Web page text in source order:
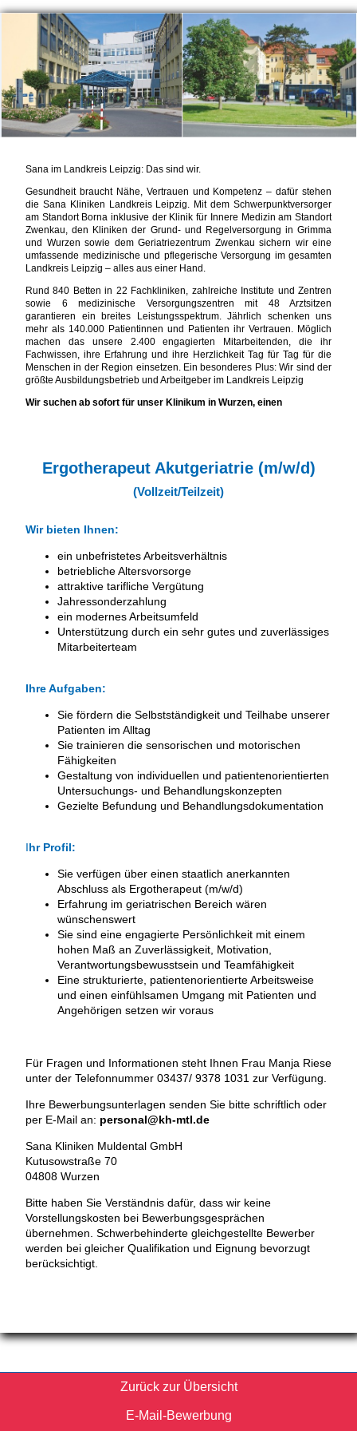
Sana im Landkreis Leipzig: Das sind wir.
Gesundheit braucht Nähe, Vertrauen und Kompetenz – dafür stehen
die Sana Kliniken Landkreis Leipzig. Mit dem Schwerpunktversorger
am Standort Borna inklusive der Klinik für Innere Medizin am Standort
Zwenkau, den Kliniken der Grund- und Regelversorgung in Grimma
und Wurzen sowie dem Geriatriezentrum Zwenkau sichern wir eine
umfassende medizinische und pflegerische Versorgung im gesamten
Landkreis Leipzig – alles aus einer Hand.
Rund 840 Betten in 22 Fachkliniken, zahlreiche Institute und Zentren
sowie 6 medizinische Versorgungszentren mit 48 Arztsitzen
garantieren ein breites Leistungsspektrum. Jährlich schenken uns
mehr als 140.000 Patientinnen und Patienten ihr Vertrauen. Möglich
machen das unsere 2.400 engagierten Mitarbeitenden, die ihr
Fachwissen, ihre Erfahrung und ihre Herzlichkeit Tag für Tag für die
Menschen in der Region einsetzen. Ein besonderes Plus: Wir sind der
größte Ausbildungsbetrieb und Arbeitgeber im Landkreis Leipzig
Wir suchen ab sofort für unser Klinikum in Wurzen, einen
Ergotherapeut Akutgeriatrie (m/w/d)
(Vollzeit/Teilzeit)
Wir bieten Ihnen:
ein unbefristetes Arbeitsverhältnis
betriebliche Altersvorsorge
attraktive tarifliche Vergütung
Jahressonderzahlung
ein modernes Arbeitsumfeld
Unterstützung durch ein sehr gutes und zuverlässiges
Mitarbeiterteam
Ihre Aufgaben:
Sie fördern die Selbstständigkeit und Teilhabe unserer
Patienten im Alltag
Sie trainieren die sensorischen und motorischen
Fähigkeiten
Gestaltung von individuellen und patientenorientierten
Untersuchungs- und Behandlungskonzepten
Gezielte Befundung und Behandlungsdokumentation
Ihr Profil:
Sie verfügen über einen staatlich anerkannten
Abschluss als Ergotherapeut (m/w/d)
Erfahrung im geriatrischen Bereich wären
wünschenswert
Sie sind eine engagierte Persönlichkeit mit einem
hohen Maß an Zuverlässigkeit, Motivation,
Verantwortungsbewusstsein und Teamfähigkeit
Eine strukturierte, patientenorientierte Arbeitsweise
und einen einfühlsamen Umgang mit Patienten und
Angehörigen setzen wir voraus
Für Fragen und Informationen steht Ihnen Frau Manja Riese
unter der Telefonnummer 03437/ 9378 1031 zur Verfügung.
Ihre Bewerbungsunterlagen senden Sie bitte schriftlich oder
per E-Mail an: personal@kh-mtl.de
Sana Kliniken Muldental GmbH
Kutusowstraße 70
04808 Wurzen
Bitte haben Sie Verständnis dafür, dass wir keine
Vorstellungskosten bei Bewerbungsgesprächen
übernehmen. Schwerbehinderte gleichgestellte Bewerber
werden bei gleicher Qualifikation und Eignung bevorzugt
berücksichtigt.
Zurück zur Übersicht
E-Mail-Bewerbung